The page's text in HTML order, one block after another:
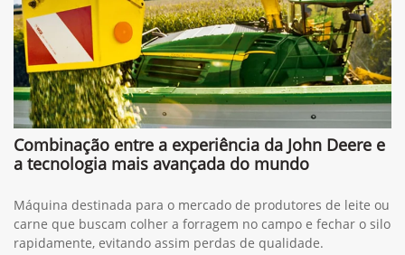
Combinação entre a experiência da John Deere e
a tecnologia mais avançada do mundo
Máquina destinada para o mercado de produtores de leite ou
carne que buscam colher a forragem no campo e fechar o silo
rapidamente, evitando assim perdas de qualidade.